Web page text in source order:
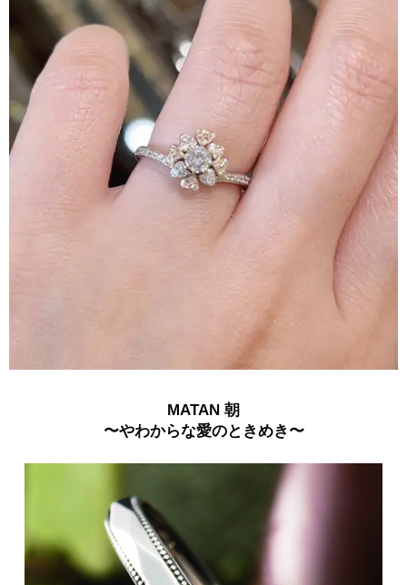
MATAN 朝
〜やわからな愛のときめき〜